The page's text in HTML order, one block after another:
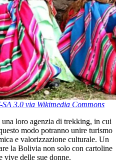
SA 3.0 via Wikimedia Commons
loro agenzia di trekking, in cui
modo potranno unire turismo
e valorizzazione culturale. Un
la Bolivia non solo con cartoline
vive delle sue donne.